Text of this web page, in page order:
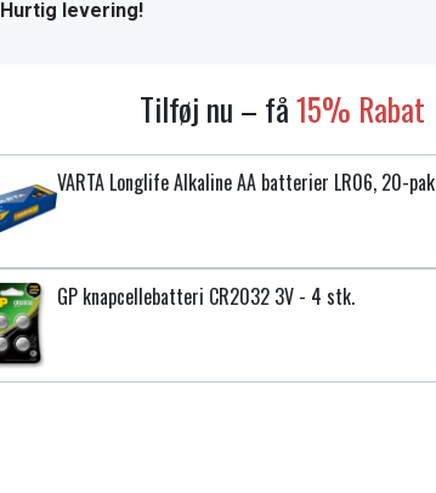
Hurtig levering!
Tilføj nu – få15% Rabat
VARTA Longlife Alkaline AA batterier LR06, 20-pak
GP knapcellebatteri CR2032 3V - 4 stk.